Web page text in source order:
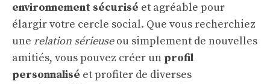
environnement sécurisé et agréable pour
élargir votre cercle social. Que vous recherchiez
une relation sérieuseou simplement de nouvelles
amitiés, vous pouvez créer un profil
personnalisé et profiter de diverses